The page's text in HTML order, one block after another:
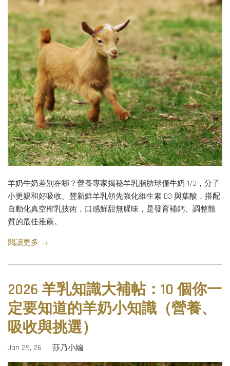
羊奶牛奶差別在哪？營養專家揭秘羊乳脂肪球僅牛奶 1/3，分子
小更親和好吸收。豐新鮮羊乳領先強化維生素 D3 與葉酸，搭配
自動化真空榨乳技術，口感鮮甜無腥味，是發育補鈣、調整體
質的最佳推薦。
閱讀更多 →
2026 羊乳知識大補帖：10 個你一
定要知道的羊奶小知識（營養、
吸收與挑選）
Jan 29, 26 • 莎乃小編